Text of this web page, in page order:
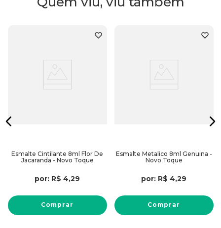
Esmalte Cintilante 8ml Flor De
Jacaranda - Novo Toque
por: R$ 4,29
Comprar
Esmalte Metalico 8ml Genuina -
Novo Toque
por: R$ 4,29
Comprar